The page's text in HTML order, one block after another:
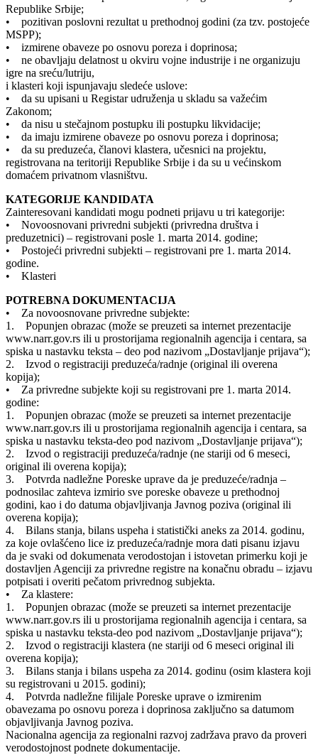
Republike Srbije;
• pozitivan poslovni rezultat u prethodnoj godini (za tzv. postojeće
MSPP);
• izmirene obaveze po osnovu poreza i doprinosa;
• ne obavljaju delatnost u okviru vojne industrije i ne organizuju
igre na sreću/lutriju,
i klasteri koji ispunjavaju sledeće uslove:
• da su upisani u Registar udruženja u skladu sa važećim
Zakonom;
• da nisu u stečajnom postupku ili postupku likvidacije;
• da imaju izmirene obaveze po osnovu poreza i doprinosa;
• da su preduzeća, članovi klastera, učesnici na projektu,
registrovana na teritoriji Republike Srbije i da su u većinskom
domaćem privatnom vlasništvu.
KATEGORIJE KANDIDATA
Zainteresovani kandidati mogu podneti prijavu u tri kategorije:
• Novoosnovani privredni subjekti (privredna društva i
preduzetnici) – registrovani posle 1. marta 2014. godine;
• Postojeći privredni subjekti – registrovani pre 1. marta 2014.
godine.
• Klasteri
POTREBNA DOKUMENTACIJA
• Za novoosnovane privredne subjekte:
1. Popunjen obrazac (može se preuzeti sa internet prezentacije
www.narr.gov.rs ili u prostorijama regionalnih agencija i centara, sa
spiska u nastavku teksta – deo pod nazivom „Dostavljanje prijava“);
2. Izvod o registraciji preduzeća/radnje (original ili overena
kopija);
• Za privredne subjekte koji su registrovani pre 1. marta 2014.
godine:
1. Popunjen obrazac (može se preuzeti sa internet prezentacije
www.narr.gov.rs ili u prostorijama regionalnih agencija i centara, sa
spiska u nastavku teksta-deo pod nazivom „Dostavljanje prijava“);
2. Izvod o registraciji preduzeća/radnje (ne stariji od 6 meseci,
original ili overena kopija);
3. Potvrda nadležne Poreske uprave da je preduzeće/radnja –
podnosilac zahteva izmirio sve poreske obaveze u prethodnoj
godini, kao i do datuma objavljivanja Javnog poziva (original ili
overena kopija);
4. Bilans stanja, bilans uspeha i statistički aneks za 2014. godinu,
za koje ovlašćeno lice iz preduzeća/radnje mora dati pisanu izjavu
da je svaki od dokumenata verodostojan i istovetan primerku koji je
dostavljen Agenciji za privredne registre na konačnu obradu – izjavu
potpisati i overiti pečatom privrednog subjekta.
• Za klastere:
1. Popunjen obrazac (može se preuzeti sa internet prezentacije
www.narr.gov.rs ili u prostorijama regionalnih agencija i centara, sa
spiska u nastavku teksta-deo pod nazivom „Dostavljanje prijava“);
2. Izvod o registraciji klastera (ne stariji od 6 meseci original ili
overena kopija);
3. Bilans stanja i bilans uspeha za 2014. godinu (osim klastera koji
su registrovani u 2015. godini);
4. Potvrda nadležne filijale Poreske uprave o izmirenim
obavezama po osnovu poreza i doprinosa zaključno sa datumom
objavljivanja Javnog poziva.
Nacionalna agencija za regionalni razvoj zadržava pravo da proveri
verodostojnost podnete dokumentacije.